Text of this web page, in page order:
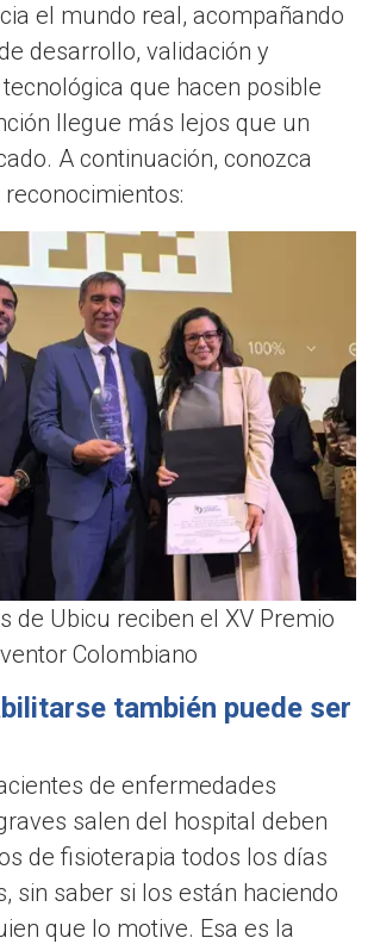
el mundo real, acompañando
desarrollo, validación y
que hacen posible
llegue más lejos que un
A continuación, conozca
de Ubicu reciben el XV Premio
Colombiano
también puede ser
de enfermedades
salen del hospital deben
de fisioterapia todos los días
sin saber si los están haciendo
que lo motive. Esa es la